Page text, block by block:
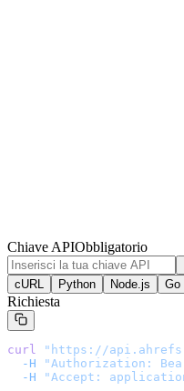
Chiave APIObbligatorio
cURL
Python Node.js Go
Richiesta
curl " https://
  -H
"Authorization:
  -H
"Accept: